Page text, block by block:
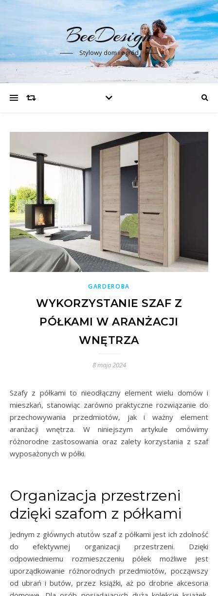
BeeDesign
Stylowy dom i ogród
GARDEROBA
WYKORZYSTANIE SZAF Z
PÓŁKAMI W ARANŻACJI
WNĘTRZA
8 maja 2024
Szafy z półkami to nieodłączny element wielu domów i
mieszkań, stanowiąc zarówno praktyczne rozwiązanie do
przechowywania przedmiotów, jak i ważny element
aranżacji wnętrza. W niniejszym artykule omówimy
różnorodne zastosowania oraz zalety korzystania z szaf
wyposażonych w półki.
Organizacja przestrzeni
dzięki szafom z półkami
Jednym z głównych atutów szaf z półkami jest ich zdolność
do efektywnej organizacji przestrzeni. Dzięki
odpowiedniemu rozmieszczeniu półek możliwe jest
uporządkowanie różnorodnych przedmiotów, począwszy
od ubrań i butów, przez książki, aż po drobne akcesoria